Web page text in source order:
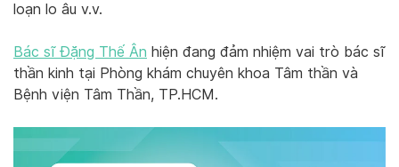
loạn lo âu v.v.
Bác sĩ Đặng Thế Ân hiện đang đảm nhiệm vai trò bác sĩ
thần kinh tại Phòng khám chuyên khoa Tâm thần và
Bệnh viện Tâm Thần, TP.HCM.